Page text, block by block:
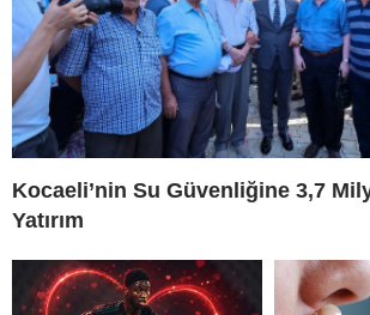
Kocaeli’nin Su Güvenliğine 3,7
Yatırım